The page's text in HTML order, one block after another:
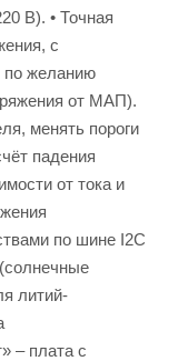
В). • Точная
с
по желанию
от МАП).
менять пороги
падения
от тока и
по шине I2C
литий-
– плата с